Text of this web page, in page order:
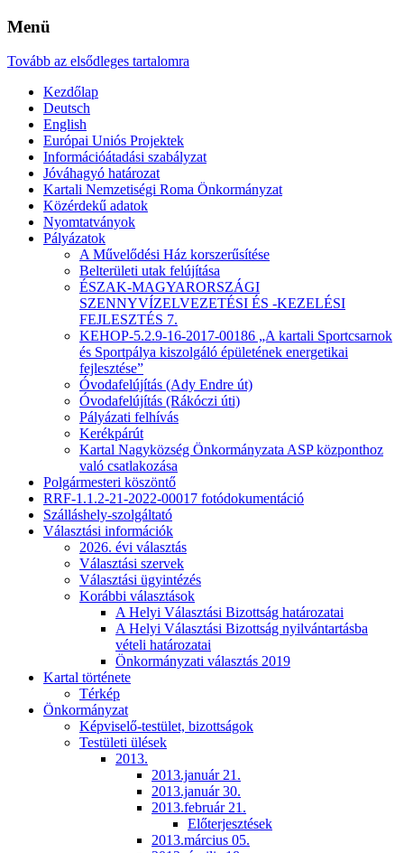
Menü
Tovább az elsődleges tartalomra
Kezdőlap
Deutsch
English
Európai Uniós Projektek
Információátadási szabályzat
Jóváhagyó határozat
Kartali Nemzetiségi Roma Önkormányzat
Közérdekű adatok
Nyomtatványok
Pályázatok
A Művelődési Ház korszerűsítése
Belterületi utak felújítása
ÉSZAK-MAGYARORSZÁGI
SZENNYVÍZELVEZETÉSI ÉS -KEZELÉSI
FEJLESZTÉS 7.
KEHOP-5.2.9-16-2017-00186 „A kartali Sportcsarnok
és Sportpálya kiszolgáló épületének energetikai
fejlesztése”
Óvodafelújítás (Ady Endre út)
Óvodafelújítás (Rákóczi úti)
Pályázati felhívás
Kerékpárút
Kartal Nagyközség Önkormányzata ASP központhoz
való csatlakozása
Polgármesteri köszöntő
RRF-1.1.2-21-2022-00017 fotódokumentáció
Szálláshely-szolgáltató
Választási információk
2026. évi választás
Választási szervek
Választási ügyintézés
Korábbi választások
A Helyi Választási Bizottság határozatai
A Helyi Választási Bizottság nyilvántartásba
vételi határozatai
Önkormányzati választás 2019
Kartal története
Térkép
Önkormányzat
Képviselő-testület, bizottságok
Testületi ülések
2013.
2013.január 21.
2013.január 30.
2013.február 21.
Előterjesztések
2013.március 05.